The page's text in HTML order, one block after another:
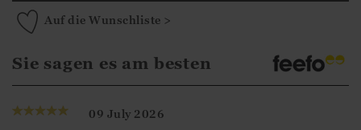
Auf die Wunschliste >
Sie sagen es am besten
09 July 2026